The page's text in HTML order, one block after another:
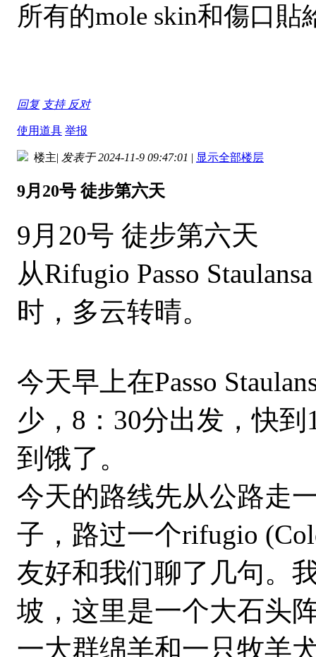
所有的mole skin和傷口
回复 支持 反对
使用道具 举报
楼主| 发表于 2024-11-9 09:47:01 | 显示全部楼层
9月20号 徒步第六天
9月20号 徒步第六天
从Rifugio Passo
时，多云转晴。
今天早上在Passo
少，8：30分出发，快
到饿了。
今天的路线先从公路走
子，路过一个rifugio
友好和我们聊了几句。
坡，这里是一个大石头
一大群绵羊和一只牧羊